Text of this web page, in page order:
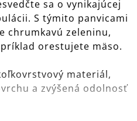
sa o vynikajúcej
S týmito panvicami
chrumkavú zeleninu,
orestujete mäso.
materiál,
a zvýšená odolnosť